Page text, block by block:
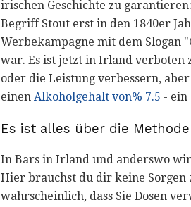
irischen Geschichte zu
Begriff Stout erst in den 1840er
Werbekampagne mit dem Slogan
war. Es ist jetzt in Irland verboten
oder die Leistung verbessern,
einen Alkoholgehalt von% 7.5 - ein
Es ist alles über die
In Bars in Irland und anderswo
Hier brauchst du dir keine Sorgen
wahrscheinlich, dass Sie Dosen